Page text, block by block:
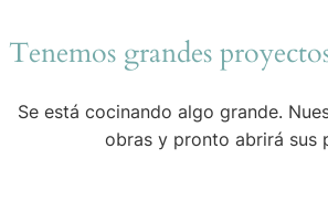
Tenemos grandes
Se está cocinando algo grande.
obras y pronto abrirá sus